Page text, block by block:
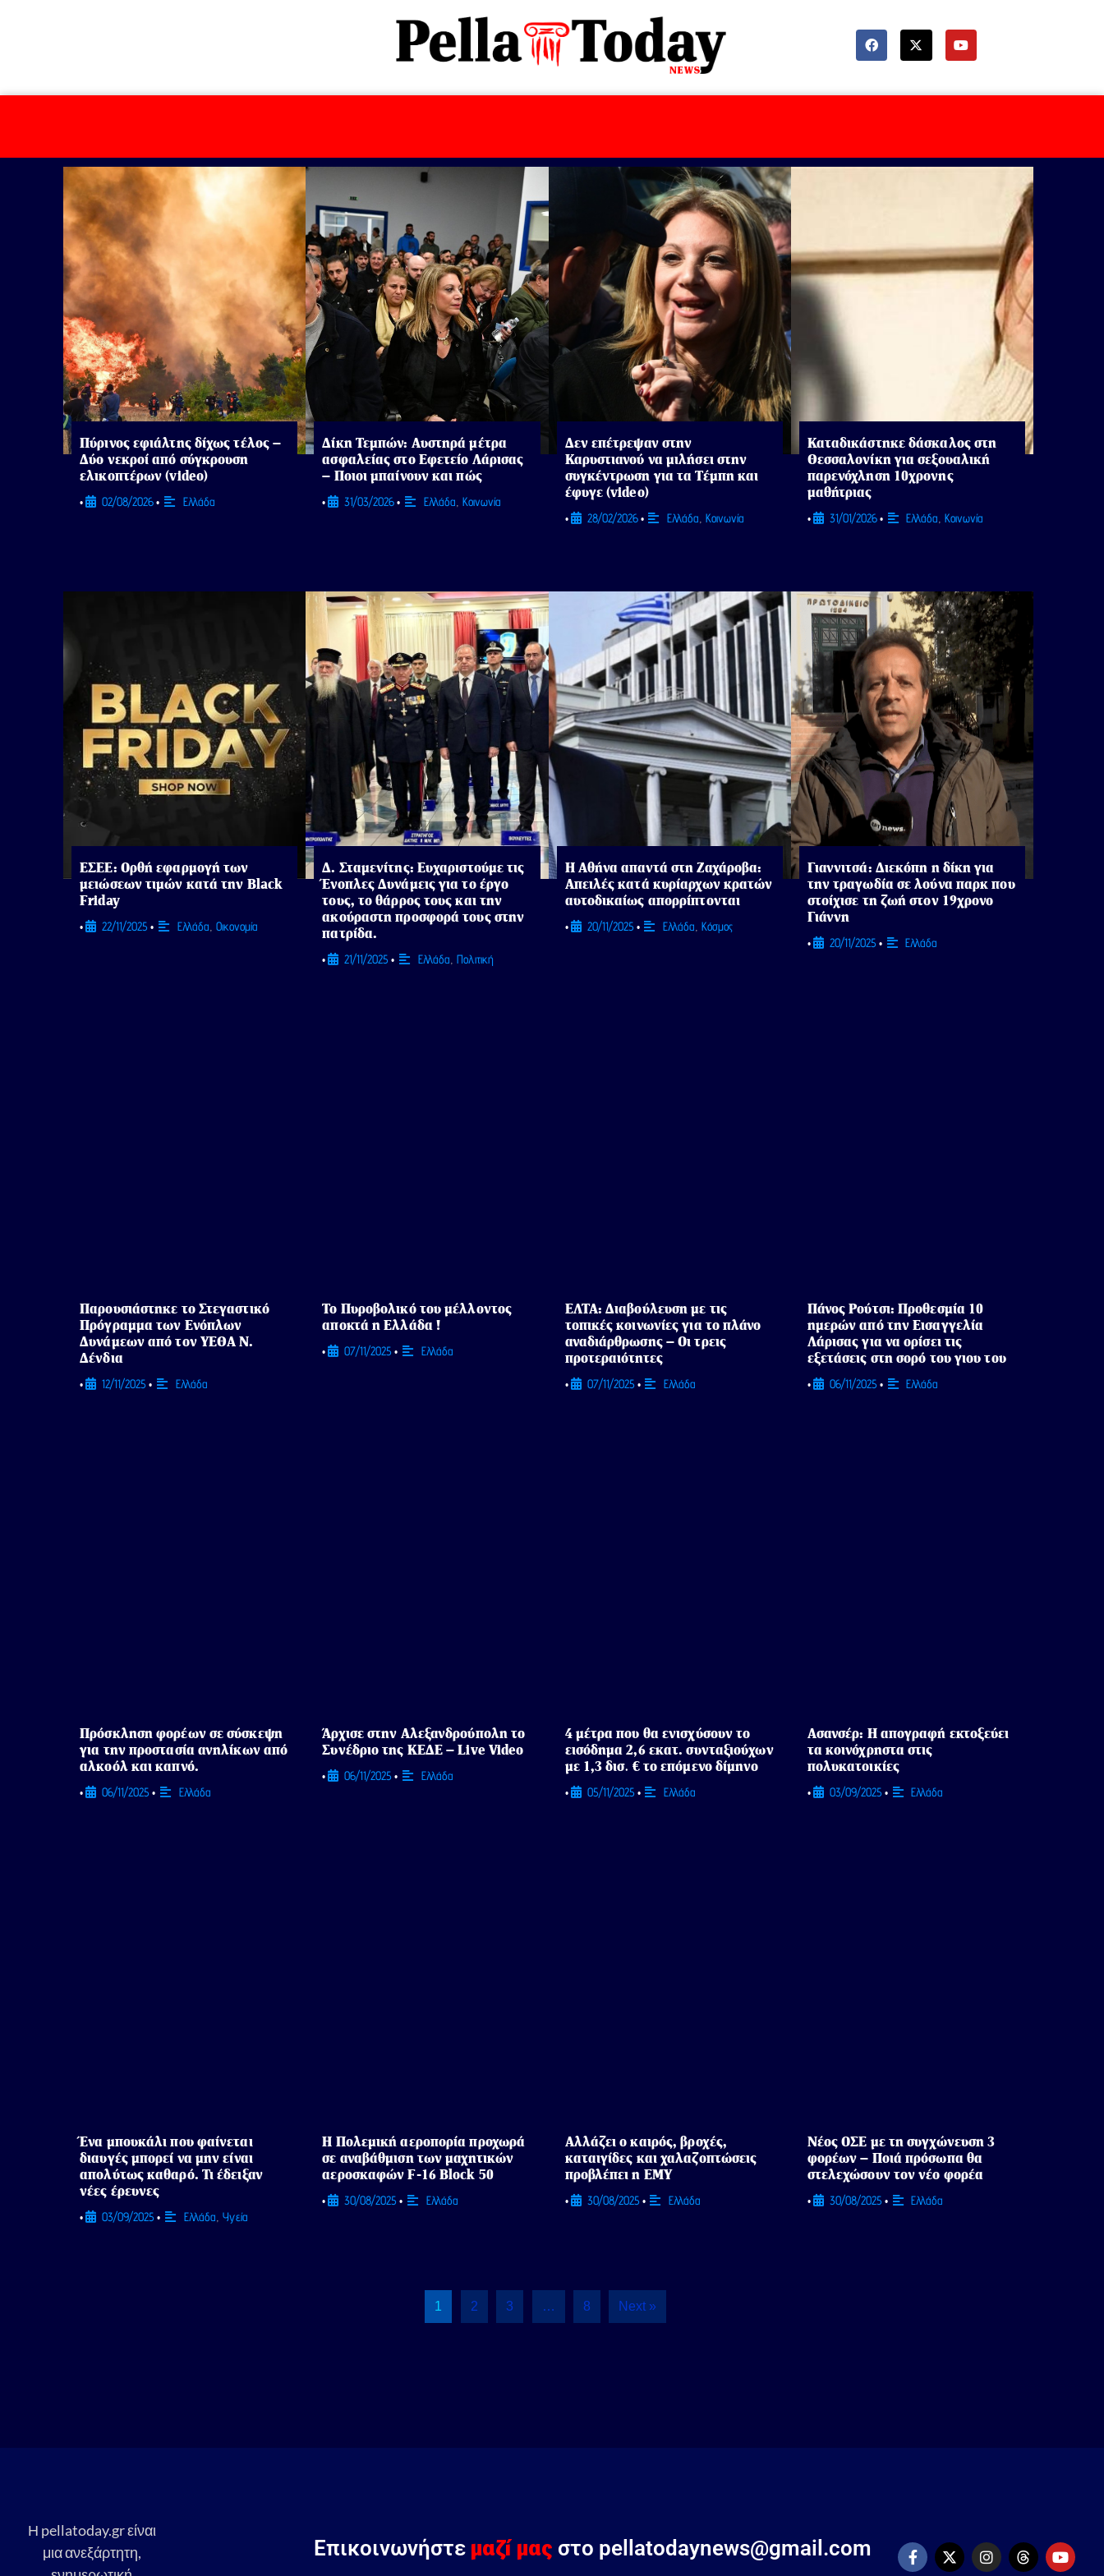
Πύρινος εφιάλτης δίχως τέλος –
Δύο νεκροί από σύγκρουση
ελικοπτέρων (video)
• 02/08/2026 • Ελλάδα
Δίκη Τεμπών: Αυστηρά μέτρα
ασφαλείας στο Εφετείο Λάρισας
– Ποιοι μπαίνουν και πώς
• 31/03/2026 • Ελλάδα ,Κοινωνία
Δεν επέτρεψαν στην
Καρυστιανού να μιλήσει στην
συγκέντρωση για τα Τέμπη και
έφυγε (video)
• 28/02/2026 • Ελλάδα ,Κοινωνία
Καταδικάστηκε δάσκαλος στη
Θεσσαλονίκη για σεξουαλική
παρενόχληση 10χρονης
μαθήτριας
• 31/01/2026 • Ελλάδα ,Κοινωνία
ΕΣΕΕ: Ορθή εφαρμογή των
μειώσεων τιμών κατά την Black
Friday
• 22/11/2025 • Ελλάδα Οικονομία
Δ. Σταμενίτης: Ευχαριστούμε τις
Ένοπλες Δυνάμεις για το έργο
τους, το θάρρος τους και την
ακούραστη προσφορά τους στην
πατρίδα.
• 21/11/2025 • Ελλάδα ,Πολιτική
Η Αθήνα απαντά στη Ζαχάροβα:
Απειλές κατά κυρίαρχων κρατών
αυτοδικαίως απορρίπτονται
• 20/11/2025 • Ελλάδα ,Κόσμος
Γιαννιτσά: Διεκόπη η δίκη για
την τραγωδία σε λούνα παρκ που
στοίχισε τη ζωή στον 19χρονο
Γιάννη
• 20/11/2025 • Ελλάδα
Παρουσιάστηκε το Στεγαστικό
Πρόγραμμα των Ενόπλων
Δυνάμεων από τον ΥΕΘΑ Ν.
Δένδια
• 12/11/2025 • Ελλάδα
Το Πυροβολικό του μέλλοντος
αποκτά η Ελλάδα !
• 07/11/2025 • Ελλάδα
ΕΛΤΑ: Διαβούλευση με τις
τοπικές κοινωνίες για το πλάνο
αναδιάρθρωσης – Οι τρεις
προτεραιότητες
• 07/11/2025 • Ελλάδα
Πάνος Ρούτσι: Προθεσμία 10
ημερών από την Εισαγγελία
Λάρισας για να ορίσει τις
εξετάσεις στη σορό του γιου του
• 06/11/2025 • Ελλάδα
Πρόσκληση φορέων σε σύσκεψη
για την προστασία ανηλίκων από
αλκοόλ και καπνό.
• 06/11/2025 • Ελλάδα
Άρχισε στην Αλεξανδρούπολη το
Συνέδριο της ΚΕΔΕ – Live Video
• 06/11/2025 • Ελλάδα
4 μέτρα που θα ενισχύσουν το
εισόδημα 2,6 εκατ. συνταξιούχων
με 1,3 δισ. € το επόμενο δίμηνο
• 05/11/2025 • Ελλάδα
Ασανσέρ: Η απογραφή εκτοξεύει
τα κοινόχρηστα στις
πολυκατοικίες
• 03/09/2025 • Ελλάδα
Ένα μπουκάλι που φαίνεται
διαυγές μπορεί να μην είναι
απολύτως καθαρό. Τι έδειξαν
νέες έρευνες
• 03/09/2025 • Ελλάδα Υγεία
Η Πολεμική αεροπορία προχωρά
σε αναβάθμιση των μαχητικών
αεροσκαφών F-16 Block 50
• 30/08/2025 • Ελλάδα
Αλλάζει ο καιρός, βροχές,
καταιγίδες και χαλαζοπτώσεις
προβλέπει η ΕΜΥ
• 30/08/2025 • Ελλάδα
Νέος ΟΣΕ με τη συγχώνευση 3
φορέων – Ποιά πρόσωπα θα
στελεχώσουν τον νέο φορέα
• 30/08/2025 • Ελλάδα
1 2 3 … 8 Next »
Η pellatoday.gr είναι
μια ανεξάρτητη,
Επικοινωνήστε μαζί μας στο pellatodaynews@gmail.com